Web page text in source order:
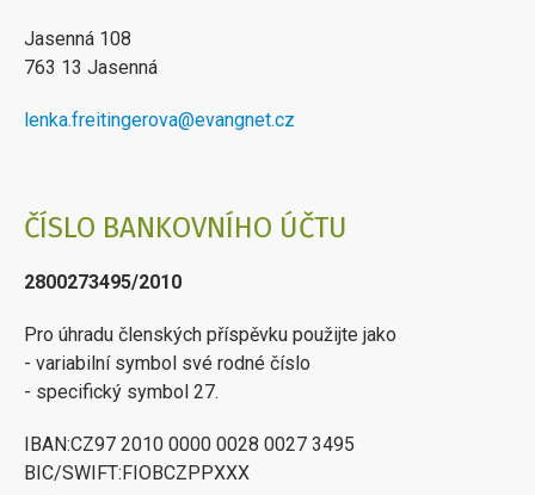
Jasenná 108
763 13 Jasenná
lenka.freitingerova@evangnet.cz
ČÍSLO BANKOVNÍHO ÚČTU
2800273495/2010
Pro úhradu členských příspěvku použijte jako
- variabilní symbol své rodné číslo
- specifický symbol 27.
IBAN:CZ97 2010 0000 0028 0027 3495
BIC/SWIFT:FIOBCZPPXXX